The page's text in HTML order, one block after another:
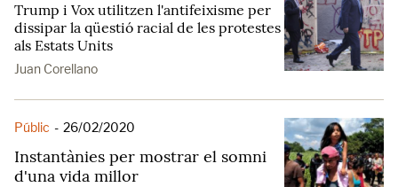
Trump i Vox utilitzen l'antifeixisme per
dissipar la qüestió racial de les protestes
als Estats Units
Juan Corellano
Públic - 26/02/2020
Instantànies per mostrar el somni
d'una vida millor